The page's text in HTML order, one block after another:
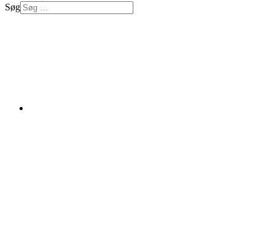
Søg